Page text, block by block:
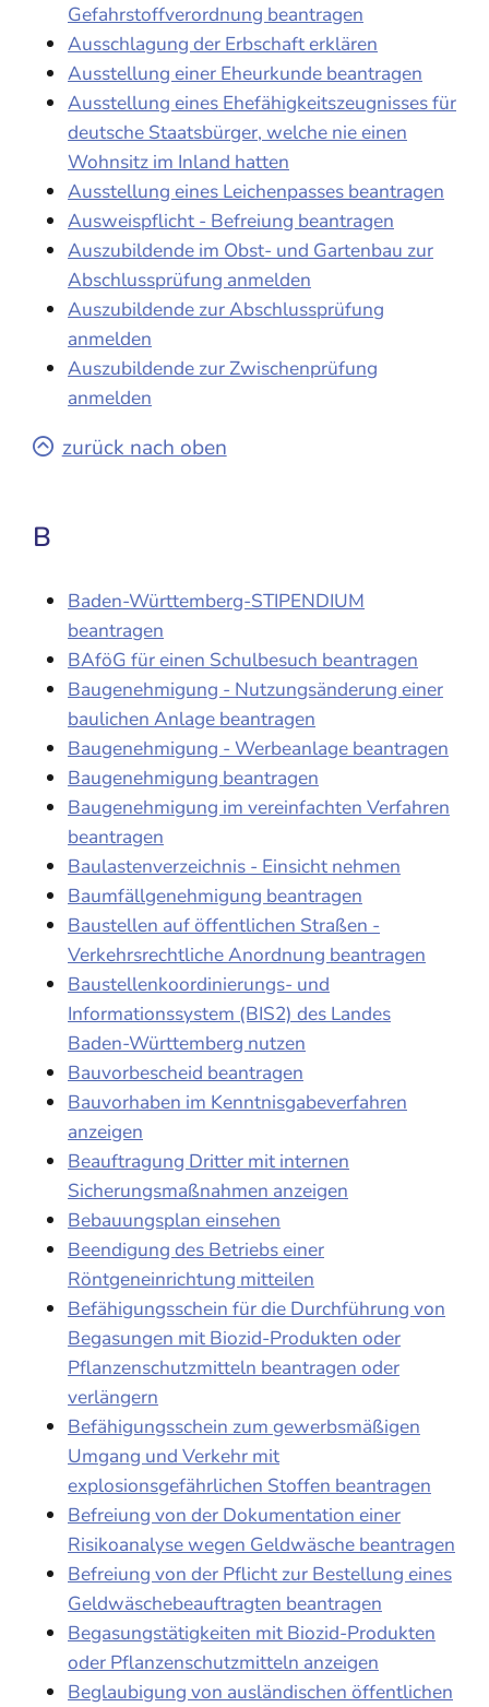
Gefahrstoffverordnung beantragen
Ausschlagung der Erbschaft erklären
Ausstellung einer Eheurkunde beantragen
Ausstellung eines Ehefähigkeitszeugnisses für
deutsche Staatsbürger, welche nie einen
Wohnsitz im Inland hatten
Ausstellung eines Leichenpasses beantragen
Ausweispflicht - Befreiung beantragen
Auszubildende im Obst- und Gartenbau zur
Abschlussprüfung anmelden
Auszubildende zur Abschlussprüfung
anmelden
Auszubildende zur Zwischenprüfung
anmelden
zurück nach oben
B
Baden-Württemberg-STIPENDIUM
beantragen
BAföG für einen Schulbesuch beantragen
Baugenehmigung - Nutzungsänderung einer
baulichen Anlage beantragen
Baugenehmigung - Werbeanlage beantragen
Baugenehmigung beantragen
Baugenehmigung im vereinfachten Verfahren
beantragen
Baulastenverzeichnis - Einsicht nehmen
Baumfällgenehmigung beantragen
Baustellen auf öffentlichen Straßen -
Verkehrsrechtliche Anordnung beantragen
Baustellenkoordinierungs- und
Informationssystem (BIS2) des Landes
Baden-Württemberg nutzen
Bauvorbescheid beantragen
Bauvorhaben im Kenntnisgabeverfahren
anzeigen
Beauftragung Dritter mit internen
Sicherungsmaßnahmen anzeigen
Bebauungsplan einsehen
Beendigung des Betriebs einer
Röntgeneinrichtung mitteilen
Befähigungsschein für die Durchführung von
Begasungen mit Biozid-Produkten oder
Pflanzenschutzmitteln beantragen oder
verlängern
Befähigungsschein zum gewerbsmäßigen
Umgang und Verkehr mit
explosionsgefährlichen Stoffen beantragen
Befreiung von der Dokumentation einer
Risikoanalyse wegen Geldwäsche beantragen
Befreiung von der Pflicht zur Bestellung eines
Geldwäschebeauftragten beantragen
Begasungstätigkeiten mit Biozid-Produkten
oder Pflanzenschutzmitteln anzeigen
Beglaubigung von ausländischen öffentlichen